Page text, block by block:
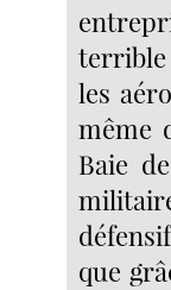
terrible
les
même
Baie
que